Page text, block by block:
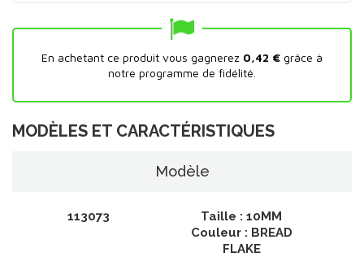
En achetant ce produit vous gagnerez 0,42 € grâce à
notre programme de fidélité.
MODÈLES ET CARACTÉRISTIQUES
Modèle
113073
Taille : 10MM
Couleur : BREAD
FLAKE